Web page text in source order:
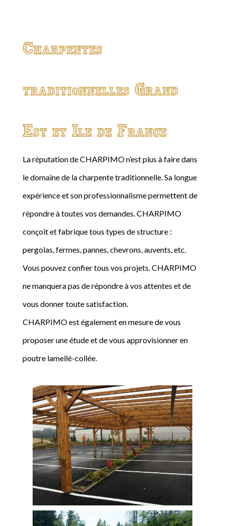
Charpentes
traditionnelles Grand
Est et Ile de France
La réputation de CHARPIMO n’est plus à faire dans
le domaine de la charpente traditionnelle. Sa longue
expérience et son professionnalisme permettent de
répondre à toutes vos demandes. CHARPIMO
conçoit et fabrique tous types de structure :
pergolas, fermes, pannes, chevrons, auvents, etc.
Vous pouvez confier tous vos projets. CHARPIMO
ne manquera pas de répondre à vos attentes et de
vous donner toute satisfaction.
CHARPIMO est également en mesure de vous
proposer une étude et de vous approvisionner en
poutre lamellé-collée.